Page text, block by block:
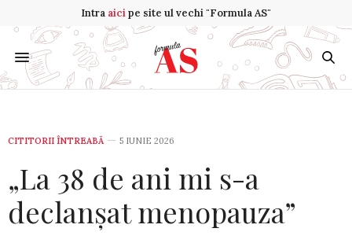
Intra aicipe site ul vechi "Formula AS"
CITITORII ÎNTREABĂ 5 IUNIE 2026
„La 38 de ani mi s-a
declanșat menopauza”